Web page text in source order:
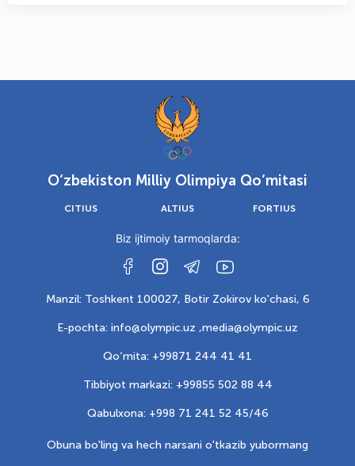
O‘zbekiston Milliy Olimpiya Qo‘mitasi
CITIUS ALTIUS FORTIUS
Biz ijtimoiy tarmoqlarda:
Manzil: Toshkent 100027, Botir Zokirov ko'chasi, 6
E-pochta: info@olympic.uz ,media@olympic.uz
Qo‘mita: +99871 244 41 41
Tibbiyot markazi: +99855 502 88 44
Qabulxona: +998 71 241 52 45/46
Obuna bo'ling va hech narsani o'tkazib yubormang